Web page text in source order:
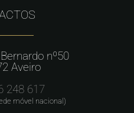
nº50
Aveiro
248 617
móvel nacional)